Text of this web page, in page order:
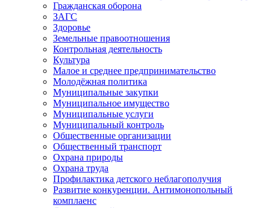
Гражданская оборона
ЗАГС
Здоровье
Земельные правоотношения
Контрольная деятельность
Культура
Малое и среднее предпринимательство
Молодёжная политика
Муниципальные закупки
Муниципальное имущество
Муниципальные услуги
Муниципальный контроль
Общественные организации
Общественный транспорт
Охрана природы
Охрана труда
Профилактика детского неблагополучия
Развитие конкуренции. Антимонопольный
комплаенс